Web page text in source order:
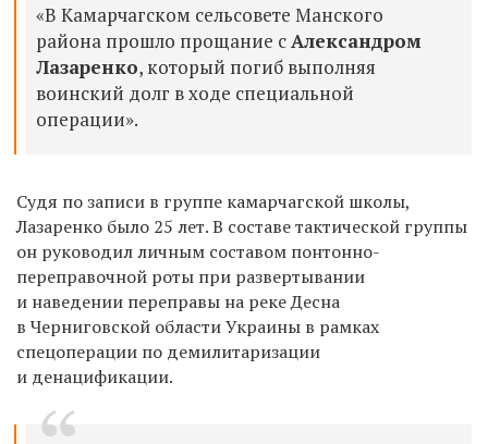
«В Камарчагском сельсовете Манского
района прошло прощание с Александром
Лазаренко, который погиб выполняя
воинский долг в ходе специальной
операции».
Судя по записи в группе камарчагской школы,
Лазаренко было 25 лет.В составе тактической группы
он руководил личным составом понтонно-
переправочной роты при развертывании
и наведении переправы на реке Десна
в Черниговской области Украины в рамках
спецоперации по демилитаризации
и денацификации.